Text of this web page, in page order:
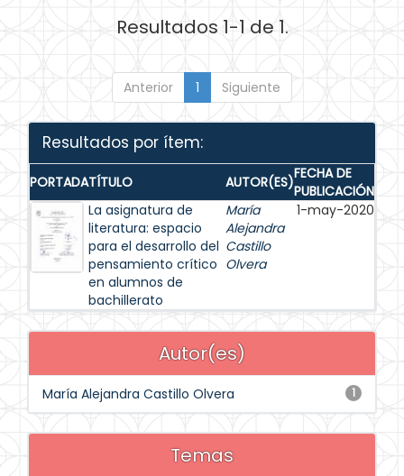
Resultados 1-1 de 1.
Anterior 1 Siguiente
Resultados por ítem:
PORTADATÍTULO AUTOR(ES)FECHA DE
PUBLICACIÓN
La asignatura de
literatura: espacio
para el desarrollo del
pensamiento crítico
en alumnos de
bachillerato
María
Alejandra
Castillo
Olvera
1-may-2020
Autor(es)
1
María Alejandra Castillo Olvera
Temas